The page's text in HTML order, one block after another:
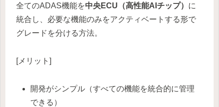
全てのADAS機能を中央ECU（高性能AIチップ） に
統合し、必要な機能のみをアクティベートする形で
グレードを分ける方法。
[メリット]
開発がシンプル（すべての機能を統合的に管理
できる）